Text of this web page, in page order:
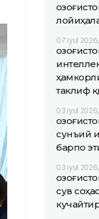
07 iyul
таклиф
03 iyul
сунъий
барпо
03 iyul 2026,
сув